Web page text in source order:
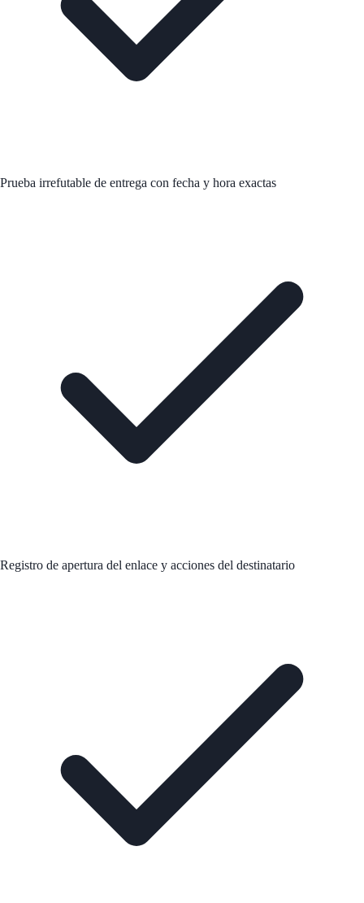
Prueba irrefutable de entrega con fecha y hora exactas
Registro de apertura del enlace y acciones del destinatario